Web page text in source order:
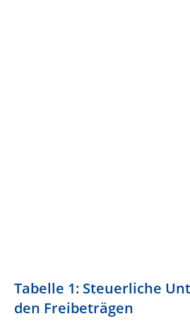
Tabelle 1: Steuerliche
den Freibeträgen